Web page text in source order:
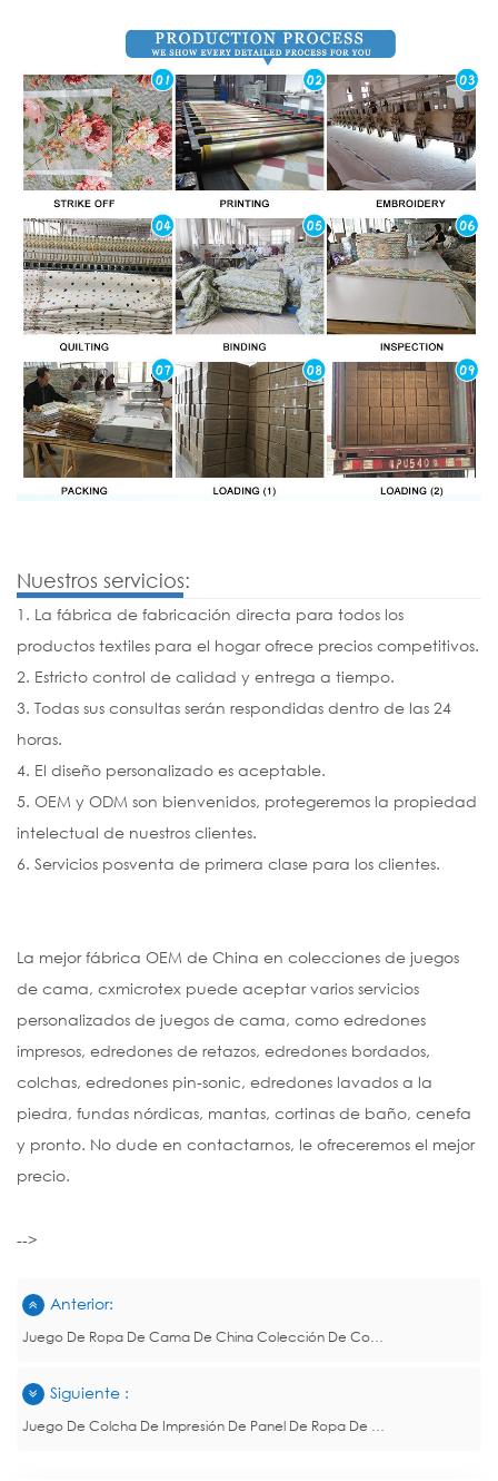
Nuestros servicios:
1. La fábrica de fabricación directa para todos los
productos textiles para el hogar ofrece precios competitivos.
2. Estricto control de calidad y entrega a tiempo.
3. Todas sus consultas serán respondidas dentro de las 24
horas.
4. El diseño personalizado es aceptable.
5. OEM y ODM son bienvenidos, protegeremos la propiedad
intelectual de nuestros clientes.
6. Servicios posventa de primera clase para los clientes.
La mejor fábrica OEM de China en colecciones de juegos
de cama, cxmicrotex puede aceptar varios servicios
personalizados de juegos de cama, como edredones
impresos, edredones de retazos, edredones bordados,
colchas, edredones pin-sonic, edredones lavados a la
piedra, fundas nórdicas, mantas, cortinas de baño, cenefa
y pronto. No dude en contactarnos, le ofreceremos el mejor
precio.
-->
Anterior:
Siguiente :